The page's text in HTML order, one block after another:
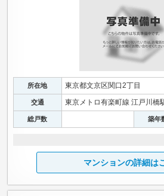
所在地 東京都文京区関口2丁目
交通 東京メトロ有楽町線 江戸川橋
総戸数 築年
マンションの詳細は